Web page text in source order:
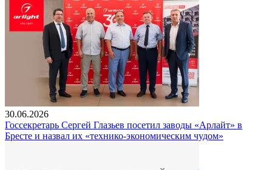
30.06.2026
Госсекретарь Сергей Глазьев посетил заводы «Арлайт» в
Бресте и назвал их «технико-экономическим чудом»